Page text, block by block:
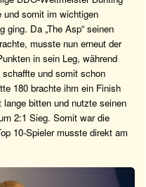
und somit im wichtigen
ging. Da „The Asp“ seinen
musste nun erneut der
in sein Leg, während
und somit schon
180 brachte ihm ein Finish
bitten und nutzte seinen
2:1 Sieg. Somit war die
10-Spieler musste direkt am